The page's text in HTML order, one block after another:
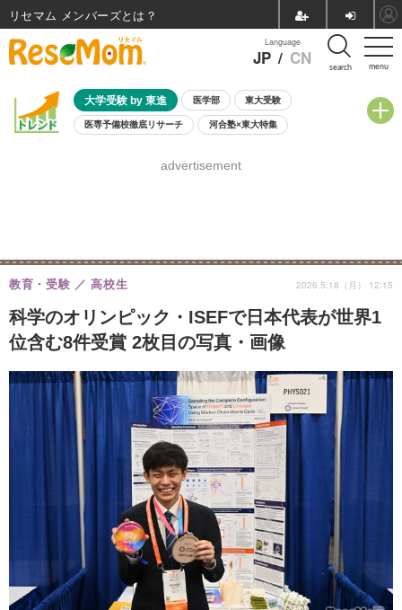
menu
Language
JP / CN search
大学受験 by 東進 医学部 東大受験
医専予備校徹底リサーチ 河合塾×東大特集
8月開催学校説明会・相談会
advertisement
科学のオリンピック・ISEFで日本代表が世界1
位含む8件受賞 2枚目の写真・画像
教育・受験 高校生 2026.5.18（月） 12:15
リセマム メンバーズ